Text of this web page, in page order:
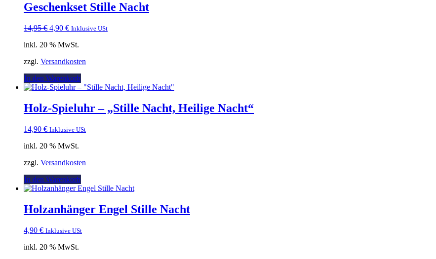
Geschenkset Stille Nacht
14,95€ Ursprünglicher
war:
4,90 €Aktueller
ist:
Inklusive USt
inkl. 20 % MwSt.
zzgl. Versandkosten
In den Warenkorb
Holz-Spieluhr – „Stille Nacht, Heilige Nacht“
14,90 € Inklusive USt
inkl. 20 % MwSt.
zzgl. Versandkosten
In den Warenkorb
Holzanhänger Engel Stille Nacht
4,90 € Inklusive USt
inkl. 20 % MwSt.